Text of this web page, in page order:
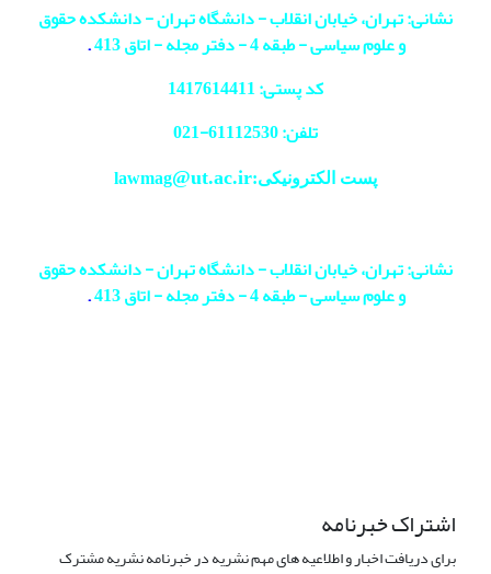
نشانی: تهران، خیابان انقلاب - دانشگاه تهران - دانشکده حقوق
و علوم سیاسی - طبقه 4 - دفتر مجله - اتاق 413
.
کد پستی: 1417614411
تلفن: 61112530-
021
پست الکترونیکی:lawmag@ut.ac.ir
نشانی: تهران، خیابان انقلاب - دانشگاه تهران - دانشکده حقوق
و علوم سیاسی - طبقه 4 - دفتر مجله - اتاق 413
.
اشتراک خبرنامه
برای دریافت اخبار و اطلاعیه های مهم نشریه در خبرنامه نشریه مشترک